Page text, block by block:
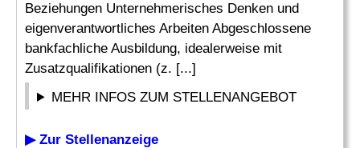
Beziehungen Unternehmerisches Denken und
eigenverantwortliches Arbeiten Abgeschlossene
bankfachliche Ausbildung, idealerweise mit
Zusatzqualifikationen (z. [...]
MEHR INFOS ZUM STELLENANGEBOT
▶ Zur Stellenanzeige